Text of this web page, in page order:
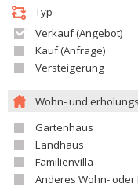
Typ
Verkauf (Angebot)
Kauf (Anfrage)
Versteigerung
Wohn- und
Gartenhaus
Landhaus
Familienvilla
Anderes Wohn- oder